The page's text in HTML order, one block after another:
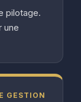
pilotage.
une
GESTION